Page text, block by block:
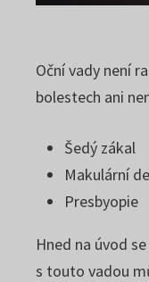
Oční vady není
bolestech ani
Šedý zákal
Makulární
Presbyopie
Hned na úvod
s touto vadou